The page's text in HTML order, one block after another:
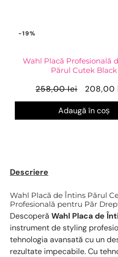
-19%
Wahl Placă Profesională
Părul Cutek Black
258,00 lei 208,00
Adaugă în coș
Descriere
Wahl Placă de Întins Părul
Profesională pentru Păr
Descoperă Wahl Placa de
instrument de styling
tehnologia avansată cu un
rezultate impecabile. Cu